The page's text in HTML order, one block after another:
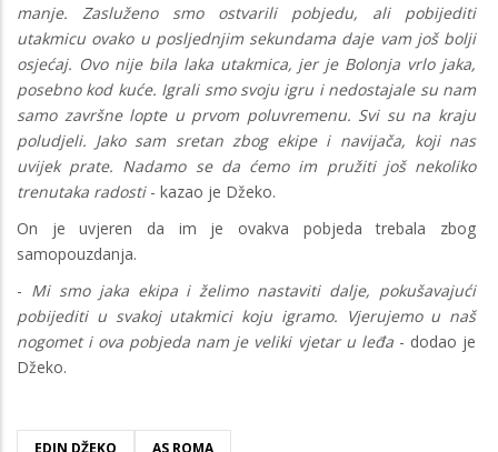
manje. Zasluženo smo ostvarili pobjedu, ali pobijediti
utakmicu ovako u posljednjim sekundama daje vam još bolji
osjećaj. Ovo nije bila laka utakmica, jer je Bolonja vrlo jaka,
posebno kod kuće. Igrali smo svoju igru i nedostajale su nam
samo završne lopte u prvom poluvremenu. Svi su na kraju
poludjeli. Jako sam sretan zbog ekipe i navijača, koji nas
uvijek prate. Nadamo se da ćemo im pružiti još nekoliko
trenutaka radosti- kazao je Džeko.
On je uvjeren da im je ovakva pobjeda trebala zbog
samopouzdanja.
- Mi smo jaka ekipa i želimo nastaviti dalje, pokušavajući
pobijediti u svakoj utakmici koju igramo. Vjerujemo u naš
nogomet i ova pobjeda nam je veliki vjetar u leđa- dodao je
Džeko.
EDIN DŽEKO AS ROMA